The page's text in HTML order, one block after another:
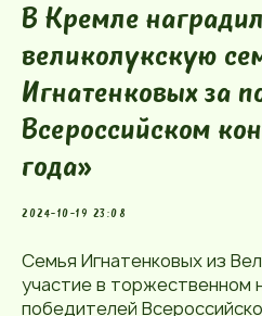
В Кремле
великолукскую
Игнатенковых за
Всероссийском
года»
2024-10-19 23:08
Семья Игнатенковых из
участие в торжественном
победителей